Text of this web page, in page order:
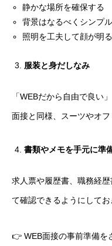
静かな場所を確保する
背景はなるべくシンプ
照明を工夫して顔が明
服装と身だしなみ
「WEBだから自由で良い
面接と同様、スーツやオフ
書類やメモを手元に準
求人票や履歴書、職務経
て確認できるようにしてお
👉 WEB面接の事前準備を